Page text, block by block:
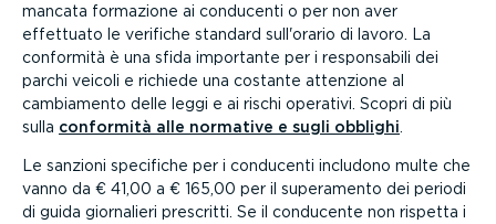
mancata formazione ai conducenti o per non aver
effettuato le verifiche standard sull'orario di lavoro. La
conformità è una sfida importante per i respon­sabili dei
parchi veicoli e richiede una costante attenzione al
cambiamento delle leggi e ai rischi operativi. Scopri di più
sulla conformità alle normative e sugli obblighi
Le sanzioni specifiche per i conducenti includono multe che
vanno da € 41,00 a € 165,00 per il superamento dei periodi
di guida giornalieri prescritti. Se il conducente non rispetta i